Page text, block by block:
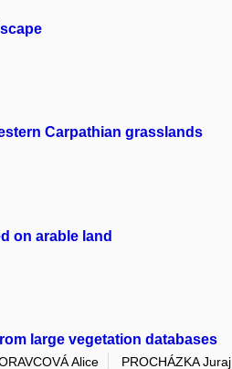
Carpathian grasslands
on arable land
large vegetation databases
Alice
PROCHÁZKA Juraj